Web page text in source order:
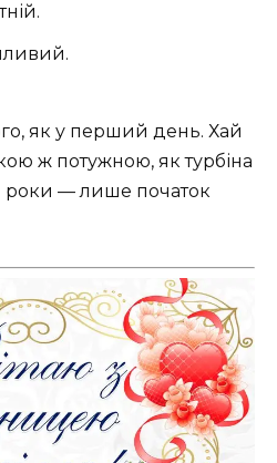
як у перший день. Хай
ж потужною, як турбіна
роки — лише початок